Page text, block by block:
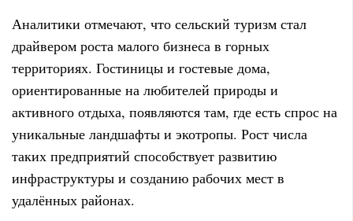
Аналитики отмечают, что сельский туризм стал
драйвером роста малого бизнеса в горных
территориях. Гостиницы и гостевые дома,
ориентированные на любителей природы и
активного отдыха, появляются там, где есть спрос на
уникальные ландшафты и экотропы. Рост числа
таких предприятий способствует развитию
инфраструктуры и созданию рабочих мест в
удалённых районах.